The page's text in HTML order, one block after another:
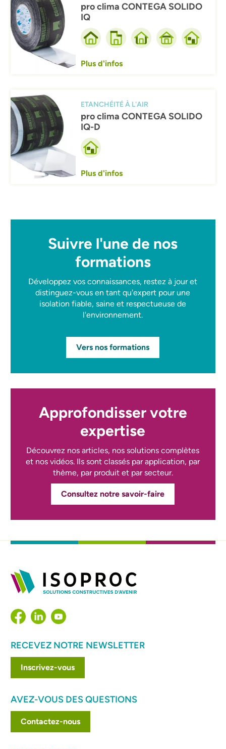
pro clima CONTEGA SOLIDO
IQ
Plus d'infos
Afbeelding
ETANCHÉITÉ À L'AIR
pro clima CONTEGA SOLIDO
IQ-D
Plus d'infos
Suivre l'une de nos
formations
Développez vos connaissances, restez à jour et
distinguez-vous en tant qu'expert pour une
isolation fiable, saine et respectueuse de
l'environnement.
Vers nos formations
Approfondisser votre
expertise
Découvrez nos articles, nos solutions complètes
et nos vidéos. Ils sont classés par application, par
thème, par produit et par secteur.
Consultez notre savoir-faire
RECEVEZ NOTRE NEWSLETTER
Inscrivez-vous
AVEZ-VOUS DES QUESTIONS
Contactez-nous